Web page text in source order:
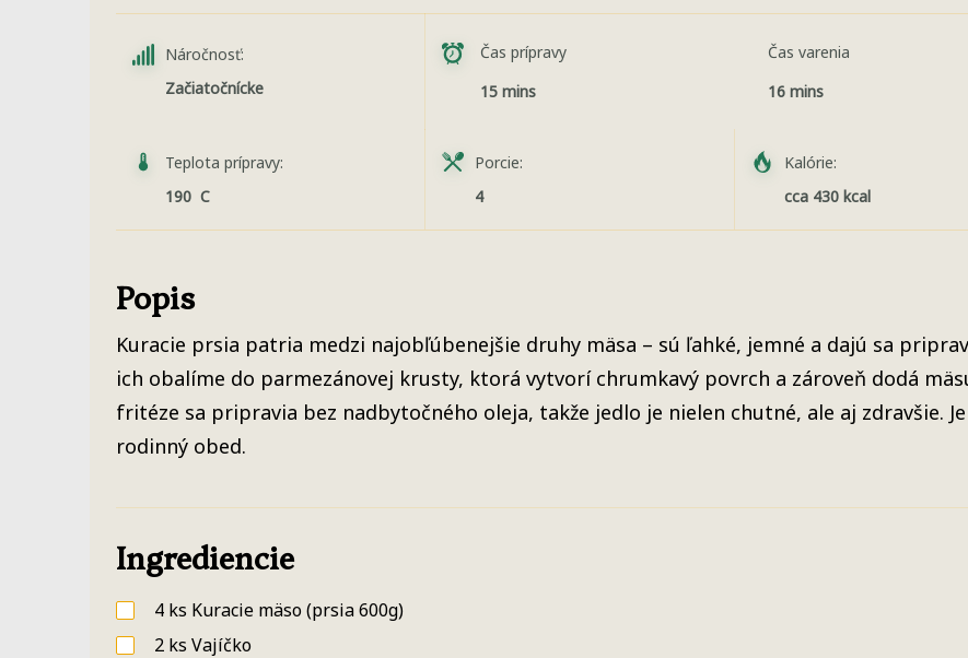
Náročnosť:
Začiatočnícke
Čas prípravy
15 mins
Čas varenia
16 mins
Teplota prípravy:
190 C
Porcie:
4
Kalórie:
cca 430 kcal
Popis
Kuracie prsia patria medzi najobľúbenejšie druhy mäsa – sú ľahké, jemné a dajú sa
ich obalíme do parmezánovej krusty, ktorá vytvorí chrumkavý povrch a zároveň dodá
fritéze sa pripravia bez nadbytočného oleja, takže jedlo je nielen chutné, ale aj zdravšie.
rodinný obed.
Ingrediencie
4 ks Kuracie mäso(prsia 600g)
2 ks Vajíčko